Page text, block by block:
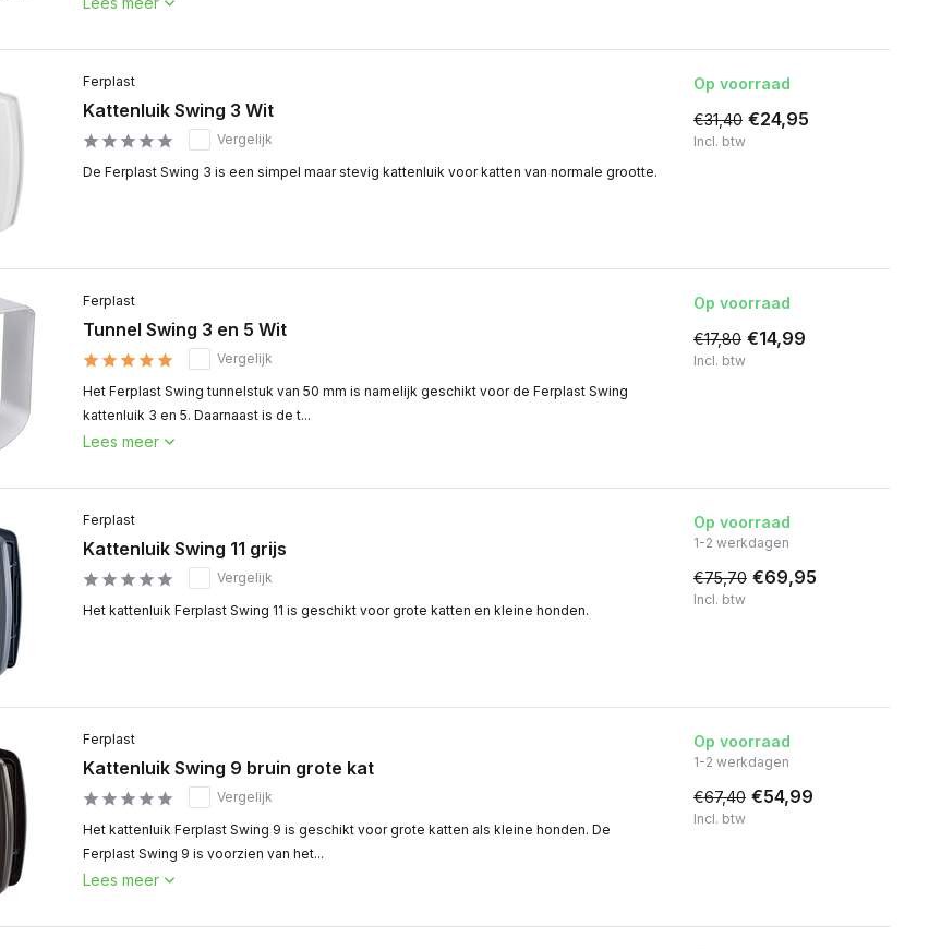
Ferplast
Kattenluik Swing 3 Wit
Vergelijk
De Ferplast Swing 3 is een simpel maar stevig kattenluik voor katten van normale grootte.
Op voorraad
€31,40 €24,95
Incl. btw
Ferplast
Tunnel Swing 3 en 5 Wit
Vergelijk
Het Ferplast Swing tunnelstuk van 50 mm is namelijk geschikt voor de Ferplast Swing
kattenluik 3 en 5. Daarnaast is de t...
Lees meer
Op voorraad
€17,80 €14,99
Incl. btw
Ferplast
Kattenluik Swing 11 grijs
Vergelijk
Het kattenluik Ferplast Swing 11 is geschikt voor grote katten en kleine honden.
Op voorraad
1-2 werkdagen
€75,70 €69,95
Incl. btw
Ferplast
Kattenluik Swing 9 bruin grote kat
Vergelijk
Het kattenluik Ferplast Swing 9 is geschikt voor grote katten als kleine honden. De
Ferplast Swing 9 is voorzien van het...
Lees meer
Op voorraad
1-2 werkdagen
€67,40 €54,99
Incl. btw